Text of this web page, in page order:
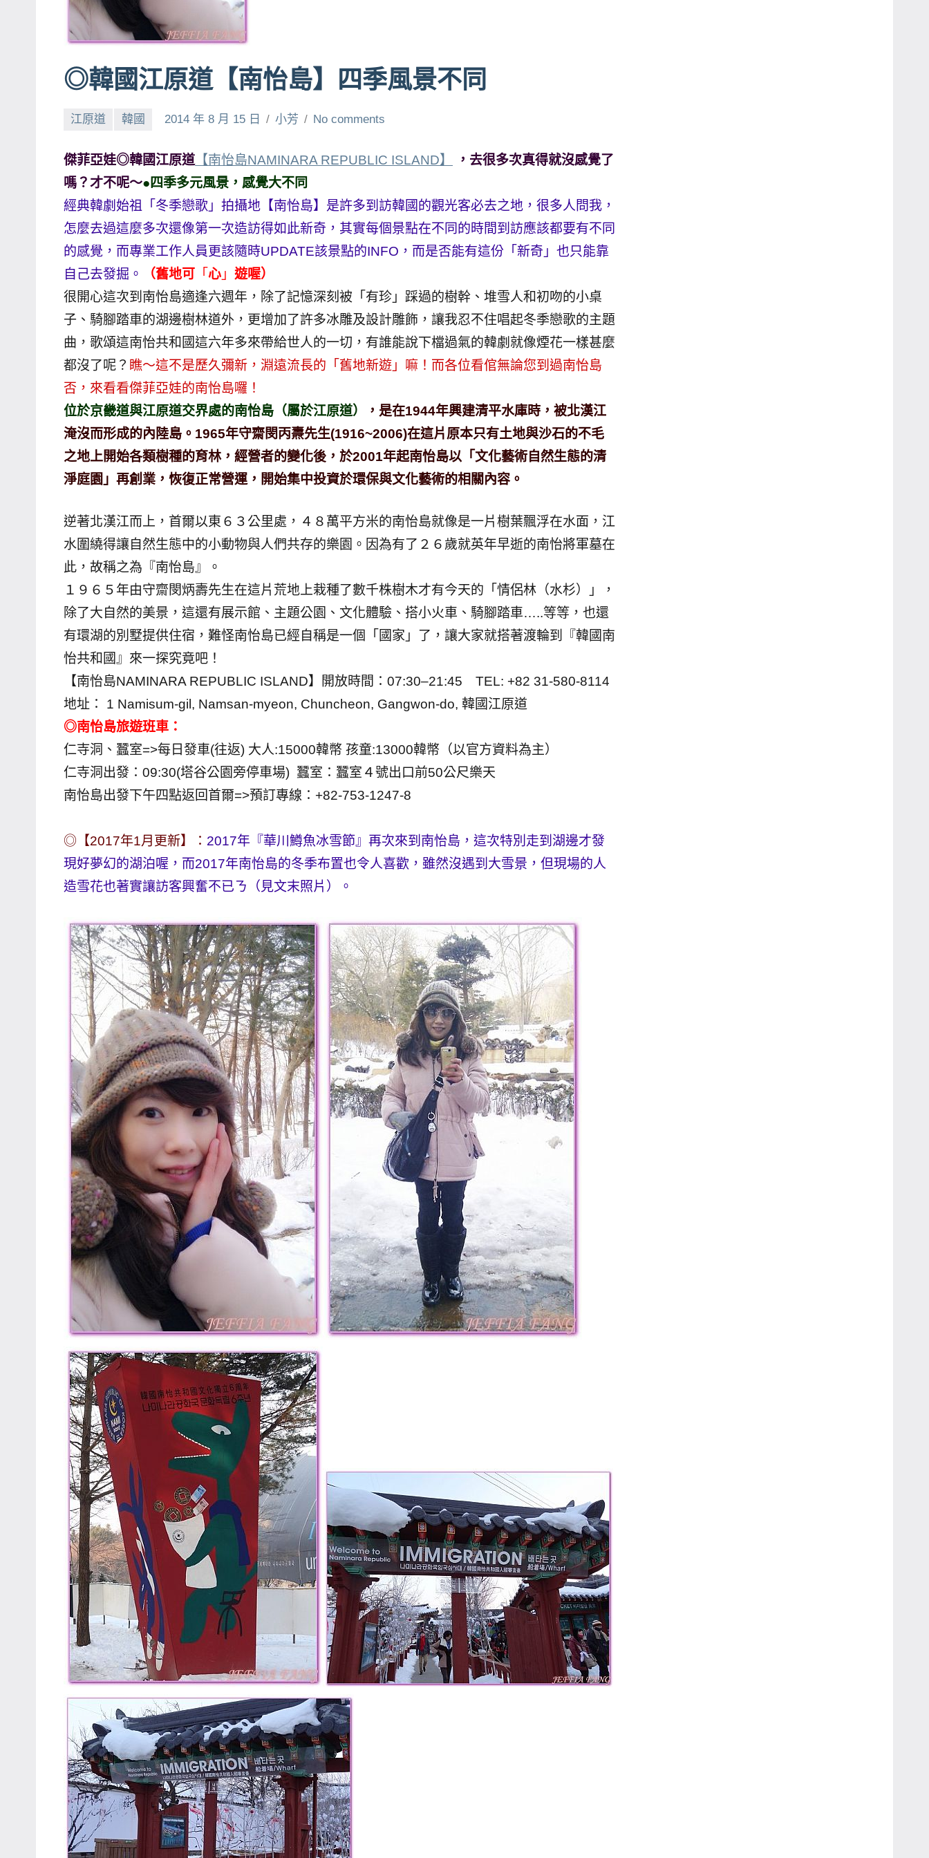
賓、
News
探
節
班
底、
景
節
目
主
持、
哥
窟
泰
國
旅
遊
作
者、
發
表
會
動
主
持、
學
校
業
講
座、
部
客
旅
遊
誌
專
欄、
觀
局
作
達
人
對
象。
★
◎韓國江原道【南怡島】四季風景不同
江原道 韓國 2014 年 8 月 15 日 小芳 No comments
傑菲亞娃◎韓國江原道 【南怡島NAMINARA REPUBLIC ISLAND】
，去很多次真得就沒感覺了
嗎？才不呢～●四季多元風景，感覺大不同
經典韓劇始祖「冬季戀歌」拍攝地【南怡島】是許多到訪韓國的觀光客必去之地，很多人問我，
怎麼去過這麼多次還像第一次造訪得如此新奇，其實每個景點在不同的時間到訪應該都要有不同
的感覺，而專業工作人員更該隨時UPDATE該景點的INFO，而是否能有這份「新奇」也只能靠
自己去發掘。
（舊地可 「 心 」 遊喔）
很開心這次到南怡島適逢六週年，除了記憶深刻被「有珍」踩過的樹幹、堆雪人和初吻的小桌
子、騎腳踏車的湖邊樹林道外，更增加了許多冰雕及設計雕飾，讓我忍不住唱起冬季戀歌的主題
曲，歌頌這南怡共和國這六年多來帶給世人的一切，有誰能說下檔過氣的韓劇就像煙花一樣甚麼
都沒了呢？ 瞧～這不是歷久彌新，淵遠流長的「舊地新遊」嘛！而各位看倌無論您到過南怡島
否，來看看傑菲亞娃的南怡島囉！
位於京畿道與江原道交界處的南怡島（屬於江原道）
，是在1944年興建清平水庫時，被北漢江
淹沒而形成的內陸島。1965年守齋閔丙燾先生(1916~2006)在這片原本只有土地與沙石的不毛
之地上開始各類樹種的育林，經營者的變化後，於2001年起南怡島以「文化藝術自然生態的清
淨庭園」再創業，恢復正常營運，開始集中投資於環保與文化藝術的相關內容。
逆著北漢江而上，首爾以東６３公里處，４８萬平方米的南怡島就像是一片樹葉飄浮在水面，江
水圍繞得讓自然生態中的小動物與人們共存的樂園。因為有了２６歲就英年早逝的南怡將軍墓在
此，故稱之為『南怡島』。
１９６５年由守齋閔炳壽先生在這片荒地上栽種了數千株樹木才有今天的「情侶林（水杉）」，
除了大自然的美景，這還有展示館、主題公園、文化體驗、搭小火車、騎腳踏車…..等等，也還
有環湖的別墅提供住宿，難怪南怡島已經自稱是一個「國家」了，讓大家就搭著渡輪到『韓國南
怡共和國』來一探究竟吧！
【南怡島NAMINARA REPUBLIC ISLAND】開放時間：07:30–21:45 TEL: +82 31-580-8114
地址： 1 Namisum-gil, Namsan-myeon, Chuncheon, Gangwon-do, 韓國江原道
◎南怡島旅遊班車：
仁寺洞、蠶室=>每日發車(往返) 大人:15000韓幣 孩童:13000韓幣（以官方資料為主）
仁寺洞出發：09:30(塔谷公園旁停車場) 蠶室：蠶室４號出口前50公尺樂天
南怡島出發下午四點返回首爾=>預訂專線：+82-753-1247-8
◎【2017年1月更新】： 2017年『華川鱒魚冰雪節』再次來到南怡島，這次特別走到湖邊才發
現好夢幻的湖泊喔，而2017年南怡島的冬季布置也令人喜歡，雖然沒遇到大雪景，但現場的人
造雪花也著實讓訪客興奮不已ㄋ（見文末照片）。